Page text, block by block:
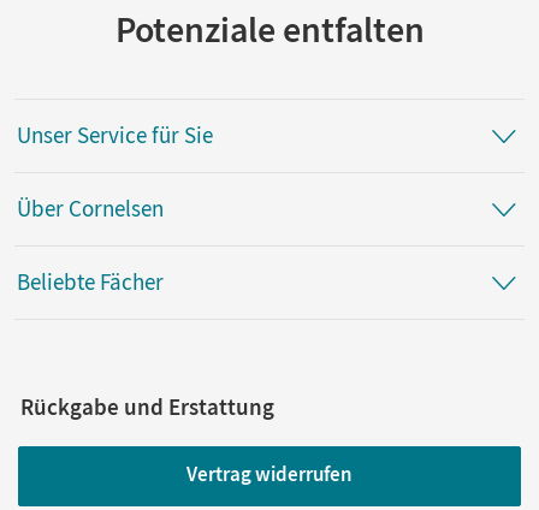
Potenziale entfalten
Unser Service für Sie
Über Cornelsen
Beliebte Fächer
Rückgabe und Erstattung
Vertrag widerrufen